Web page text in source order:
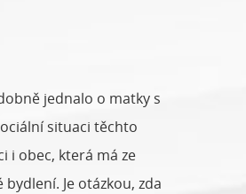
jednalo o matky s
situaci těchto
i obec, která má ze
Je otázkou, zda